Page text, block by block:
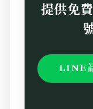
提供免
LINE